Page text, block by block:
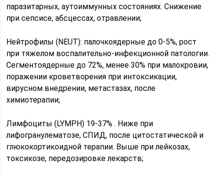
паразитарных, аутоиммунных состояниях. Снижение
при сепсисе, абсцессах, отравлении;
Нейтрофилы (NEUT): палочкоядерные до 0-5%, рост
при тяжелом воспалительно-инфекционной патологии.
Сегментоядерные до 72%, менее 30% при малокровии,
поражении кроветворения при интоксикации,
вирусном внедрении, метастазах, после
химиотерапии;
Лимфоциты (LYMPH) 19-37% . Ниже при
лифогранулематозе, СПИД, после цитостатической и
глюкокортикоидной терапии. Выше при лейкозах,
токсикозе, передозировке лекарств;